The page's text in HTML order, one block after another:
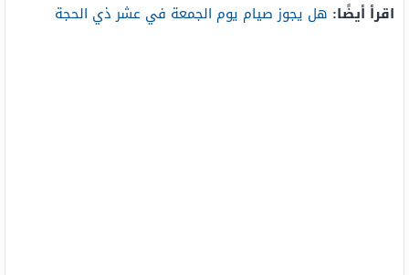
اقرأ أيضًا: هل يجوز صيام يوم الجمعة في عشر ذي الحجة